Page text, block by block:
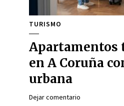
TURISMO
Apartamentos
en A Coruña
urbana
Dejar comentario